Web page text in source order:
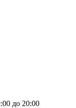
до 20:00